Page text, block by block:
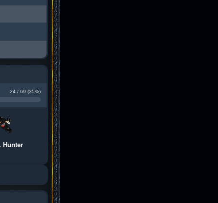
24 / 69 (35%)
Hunter